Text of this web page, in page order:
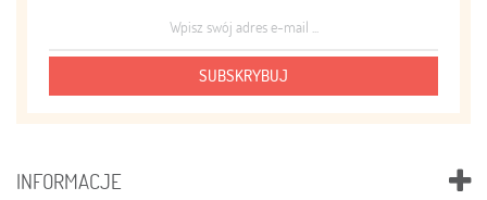
SUBSKRYBUJ
INFORMACJE